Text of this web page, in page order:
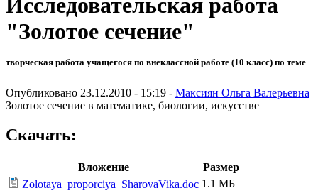
"Золотое сечение"
творческая работа учащегося по внеклассной работе (10 класс) по теме
Опубликовано 23.12.2010 - 15:19 - Максиян Ольга Валерьевна
Золотое сечение в математике, биологии, искусстве
Скачать:
Вложение
Размер
Zolotaya_proporciya_SharovaVika.doc 1.1 МБ